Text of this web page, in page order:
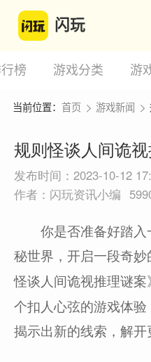
闪玩
榜 游戏分类 游
当前位置： 首页 游戏新闻
规则怪谈人间诡
发布时间：2023-10-12
作者：闪玩资讯小编
你是否准备好踏入
秘世界，开启一段奇
怪谈人间诡视推理谜案
个扣人心弦的游戏体
揭示出新的线索，解开